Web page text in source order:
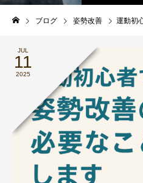
ブログ 姿勢改善 運動初心者
JUL
11
2025